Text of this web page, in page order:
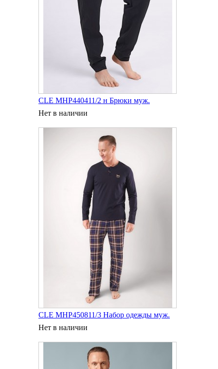
CLE MHP440411/2 н Брюки муж.
Нет в наличии
CLE MHP450811/3 Набор одежды муж.
Нет в наличии